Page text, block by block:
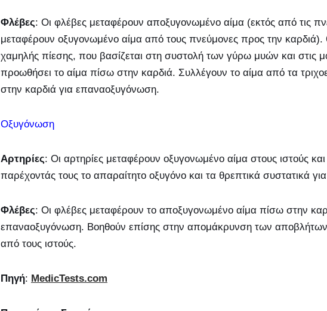
Φλέβες: Οι φλέβες μεταφέρουν αποξυγονωμένο αίμα (εκτός από τις
μεταφέρουν οξυγονωμένο αίμα από τους πνεύμονες προς την καρδιά).
χαμηλής πίεσης, που βασίζεται στη συστολή των γύρω μυών και στις
προωθήσει το αίμα πίσω στην καρδιά. Συλλέγουν το αίμα από τα
στην καρδιά για επαναοξυγόνωση.
Οξυγόνωση
Αρτηρίες: Οι αρτηρίες μεταφέρουν οξυγονωμένο αίμα στους ιστούς
παρέχοντάς τους το απαραίτητο οξυγόνο και τα θρεπτικά συστατικά
Φλέβες: Οι φλέβες μεταφέρουν το αποξυγονωμένο αίμα πίσω στην
επαναοξυγόνωση. Βοηθούν επίσης στην απομάκρυνση των αποβλήτων,
από τους ιστούς.
Πηγή: MedicTests.com